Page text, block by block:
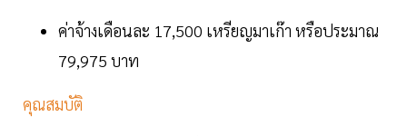
ค่าจ้างเดือนละ 17,500 เหรียญมาเก๊า หรือประมาณ
79,975 บาท
คุณสมบัติ